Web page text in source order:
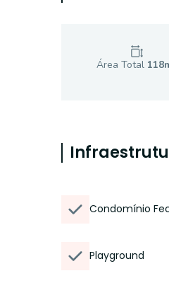
Área Total 118
Condomínio
Playground